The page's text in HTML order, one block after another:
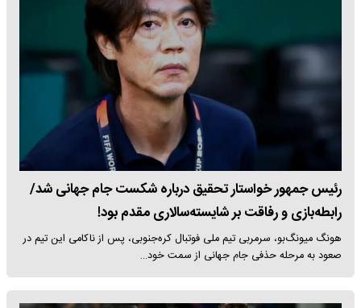
رئیس جمهور خواستار تحقیق درباره شکست جام جهانی شد/
رابطه‌بازی و رفاقت بر شایسته‌سالاری مقدم بود!
هونگ میونگ‌بو، سرمربی تیم ملی فوتبال کره‌جنوبی، پس از ناکامی این تیم در
صعود به مرحله حذفی جام جهانی از سمت خود…